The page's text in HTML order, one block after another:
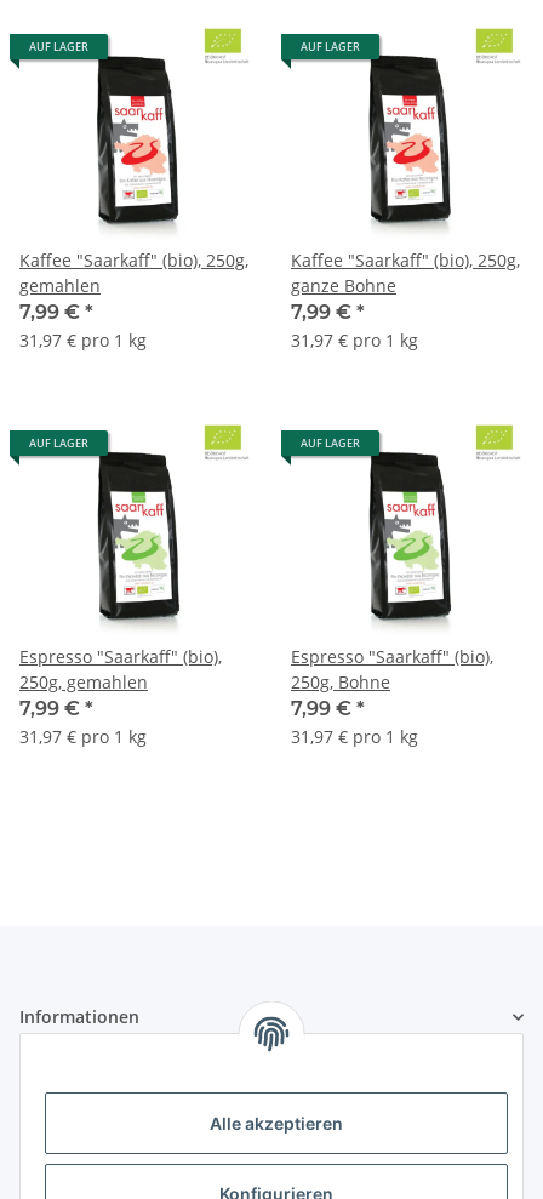
Alle akzeptieren
Konfigurieren
AUF LAGER
Kaffee "Saarkaff" (bio), 250g,
gemahlen
7,99 € *
31,97 € pro 1 kg
AUF LAGER
Kaffee "Saarkaff" (bio), 250g,
ganze Bohne
7,99 € *
31,97 € pro 1 kg
AUF LAGER
Espresso "Saarkaff" (bio),
250g, gemahlen
7,99 € *
31,97 € pro 1 kg
AUF LAGER
Espresso "Saarkaff" (bio),
250g, Bohne
7,99 € *
31,97 € pro 1 kg
Informationen